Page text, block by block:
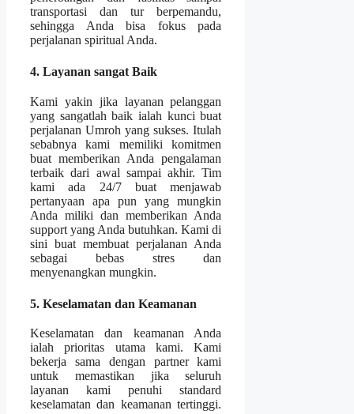
transportasi dan tur berpemandu,
sehingga Anda bisa fokus pada
perjalanan spiritual Anda.
4. Layanan sangat Baik
Kami yakin jika layanan pelanggan
yang sangatlah baik ialah kunci buat
perjalanan Umroh yang sukses. Itulah
sebabnya kami memiliki komitmen
buat memberikan Anda pengalaman
terbaik dari awal sampai akhir. Tim
kami ada 24/7 buat menjawab
pertanyaan apa pun yang mungkin
Anda miliki dan memberikan Anda
support yang Anda butuhkan. Kami di
sini buat membuat perjalanan Anda
sebagai bebas stres dan
menyenangkan mungkin.
5. Keselamatan dan Keamanan
Keselamatan dan keamanan Anda
ialah prioritas utama kami. Kami
bekerja sama dengan partner kami
untuk memastikan jika seluruh
layanan kami penuhi standard
keselamatan dan keamanan tertinggi.